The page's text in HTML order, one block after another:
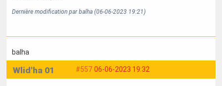
Dernière modification par balha (06-06-2023 19:21)
balha
#557 06-06-2023 19:32
Wlid'ha 01